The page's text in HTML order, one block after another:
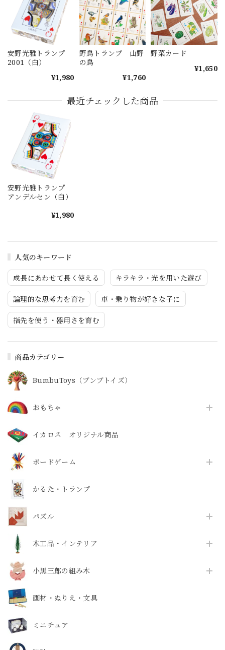
人気のキーワード
成長にあわせて長く使える キラキラ・光を用いた遊び
論理的な思考力を育む 車・乗り物が好きな子に
指先を使う・器用さを育む
商品カテゴリー
BumbuToys（ブンブトイズ）
おもちゃ
イカロス オリジナル商品
ボードゲーム
かるた・トランプ
パズル
木工品・インテリア
小黒三郎の組み木
画材・ぬりえ・文具
ミニチュア
安野光雅トランプ
2001（白）
¥1,980
野鳥トランプ 山野
の鳥
¥1,760
野菜カード
¥1,650
最近チェックした商品
安野光雅トランプ
アンデルセン（白）
¥1,980